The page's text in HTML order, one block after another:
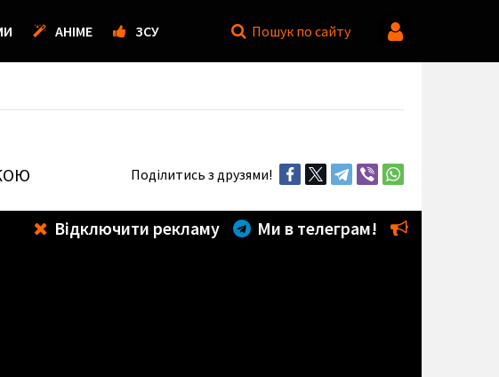
АНІМЕ ЗСУ Пошук по сайту
Поділитись з друзями!
Відключити рекламу Ми в телеграм!